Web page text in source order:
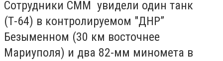
Сотрудники СММ увидели один танк
(Т-64) в контролируемом "ДНР”
Безыменном (30 км восточнее
Мариуполя) и два 82-мм миномета в